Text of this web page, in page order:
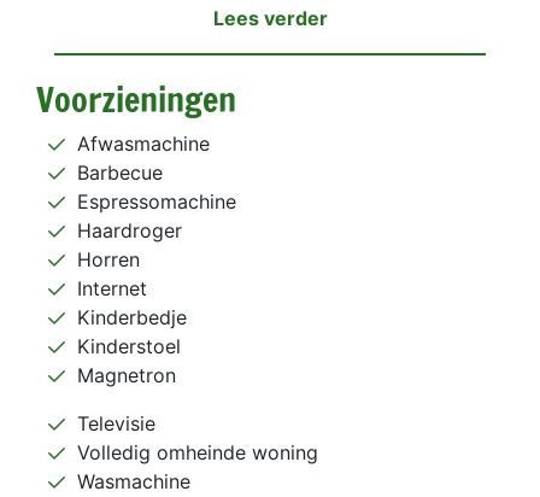
Lees verder
Voorzieningen
Afwasmachine
Barbecue
Espressomachine
Haardroger
Horren
Internet
Kinderbedje
Kinderstoel
Magnetron
Televisie
Volledig omheinde woning
Wasmachine